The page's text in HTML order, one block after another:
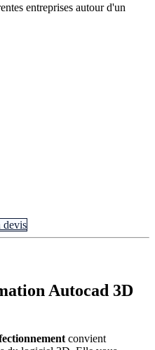
entreprises autour d'un
devis
Autocad 3D
convient